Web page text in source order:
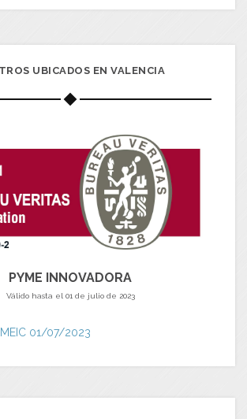
UBICADOS EN VALENCIA
PYME INNOVADORA
Válido hasta el 01 de julio de 2023